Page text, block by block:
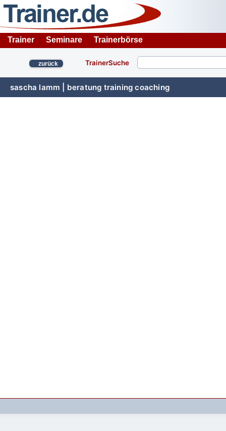
Trainer Seminare Trainerbörse
zurück TrainerSuche
sascha lamm | beratung training coaching